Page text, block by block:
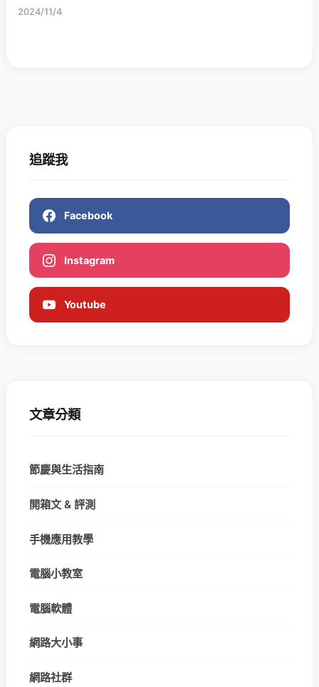
2024/11/4
追蹤我
Facebook
Instagram
Youtube
文章分類
節慶與生活指南
開箱文 & 評測
手機應用教學
電腦小教室
電腦軟體
網路大小事
網路社群